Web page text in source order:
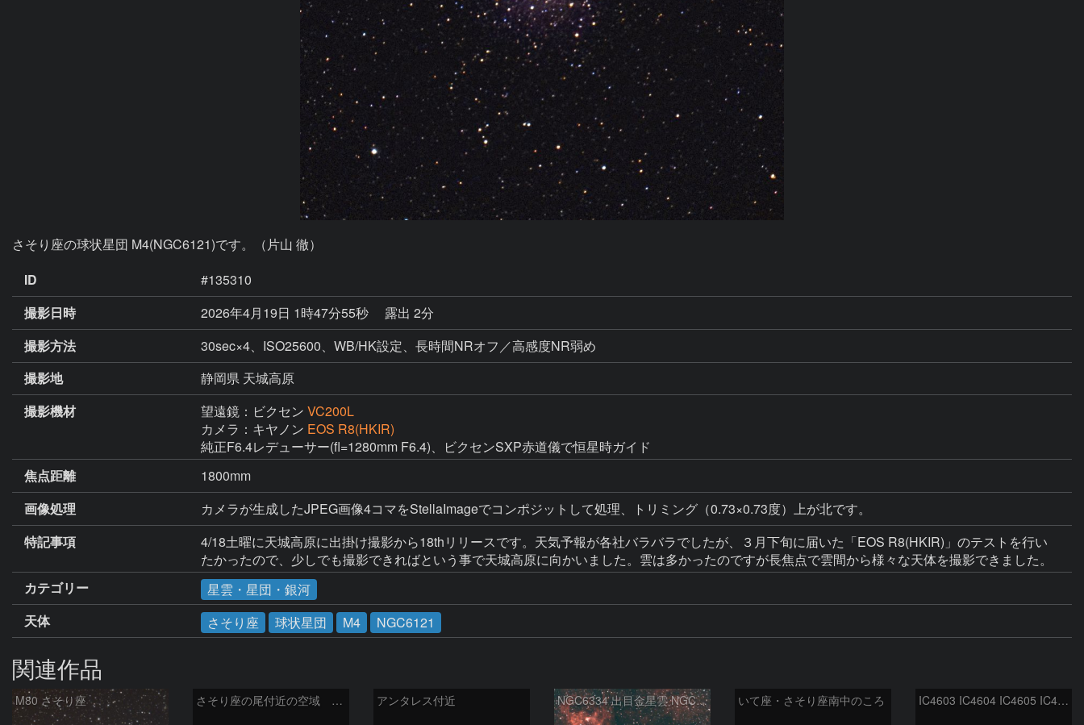
さそり座の球状星団 M4(NGC6121)です。（片山 徹）
ID
#135310
撮影日時
2026年4月19日 1時47分55秒
露出 2分
撮影方法
30sec×4、ISO25600、WB/HK設定、長時間NRオフ／高感度NR弱め
撮影地
静岡県 天城高原
撮影機材
望遠鏡：ビクセン VC200L
カメラ：キヤノン EOS R8(HKIR)
純正F6.4レデューサー(fl=1280mm F6.4)、ビクセンSXP赤道儀で恒星時ガイド
焦点距離
1800mm
画像処理
カメラが生成したJPEG画像4コマをStellaImageでコンポジットして処理、トリミング（0.73×0.73度）上が北です。
特記事項
4/18土曜に天城高原に出掛け撮影から18thリリースです。天気予報が各社バラバラでしたが、３月下旬に届いた「EOS R8(HKIR)」のテストを行い
たかったので、少しでも撮影できればという事で天城高原に向かいました。雲は多かったのですが長焦点で雲間から様々な天体を撮影できました。
カテゴリー
星雲・星団・銀河
天体
さそり座 球状星団 M4 NGC6121
関連作品
M80 さそり座 さそり座の尾付近の空域 260718 アンタレス付近 NGC6334 出目金星雲 NGC6357 彼岸花星雲 さそり座 いて座・さそり座南中のころ IC4603 IC4604 IC4605 IC4606 Sh2-9 IC4592 カラフルタウン 青い馬頭星雲 さそり座